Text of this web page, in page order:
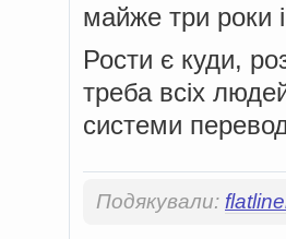
майже три роки
Рости є куди,
треба всіх
системи
Подякували: